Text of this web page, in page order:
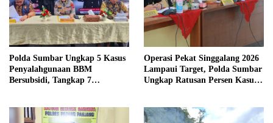
Polda Sumbar Ungkap 5 Kasus
Penyalahgunaan BBM
Bersubsidi, Tangkap 7
Operasi Pekat Singgalang 2026
Lampaui Target, Polda Sumbar
Ungkap Ratusan Persen Kasus